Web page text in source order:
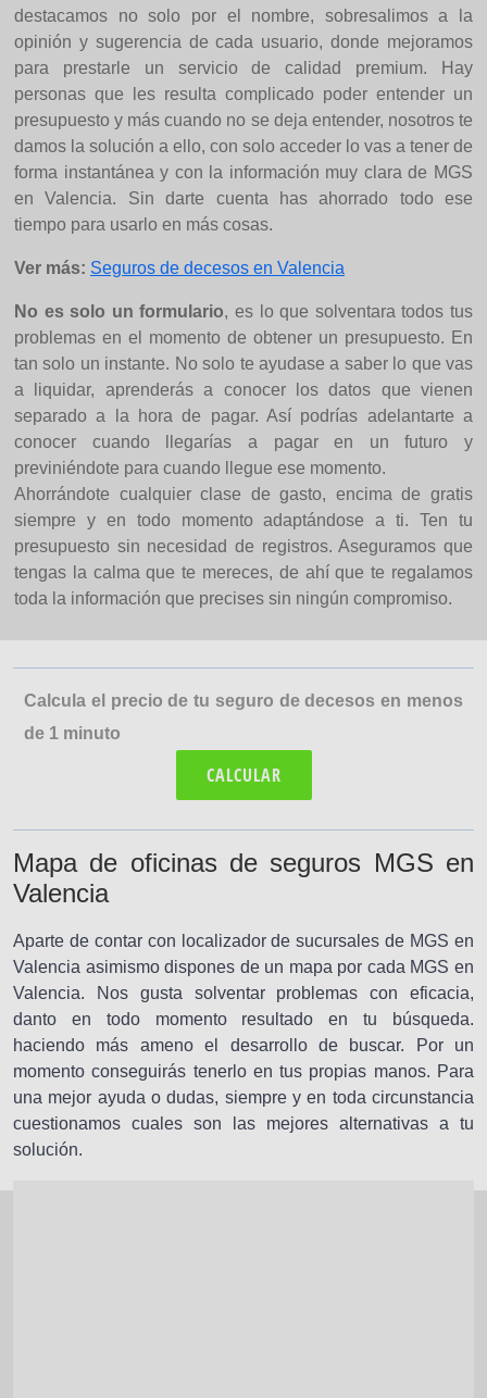
destacamos no solo por el nombre, sobresalimos a la
opinión y sugerencia de cada usuario, donde mejoramos
para prestarle un servicio de calidad premium. Hay
personas que les resulta complicado poder entender un
presupuesto y más cuando no se deja entender, nosotros te
damos la solución a ello, con solo acceder lo vas a tener de
forma instantánea y con la información muy clara de MGS
en Valencia. Sin darte cuenta has ahorrado todo ese
tiempo para usarlo en más cosas.
Ver más: Seguros de decesos en Valencia
No es solo un formulario, es lo que solventara todos tus
problemas en el momento de obtener un presupuesto. En
tan solo un instante. No solo te ayudase a saber lo que vas
a liquidar, aprenderás a conocer los datos que vienen
separado a la hora de pagar. Así podrías adelantarte a
conocer cuando llegarías a pagar en un futuro y
previniéndote para cuando llegue ese momento.
Ahorrándote cualquier clase de gasto, encima de gratis
siempre y en todo momento adaptándose a ti. Ten tu
presupuesto sin necesidad de registros. Aseguramos que
tengas la calma que te mereces, de ahí que te regalamos
toda la información que precises sin ningún compromiso.
Calcula el precio de tu seguro de decesos en menos
de 1 minuto
CALCULAR
Mapa de oficinas de seguros MGS en
Valencia
Aparte de contar con localizador de sucursales de MGS en
Valencia asimismo dispones de un mapa por cada MGS en
Valencia. Nos gusta solventar problemas con eficacia,
danto en todo momento resultado en tu búsqueda.
haciendo más ameno el desarrollo de buscar. Por un
momento conseguirás tenerlo en tus propias manos. Para
una mejor ayuda o dudas, siempre y en toda circunstancia
cuestionamos cuales son las mejores alternativas a tu
solución.